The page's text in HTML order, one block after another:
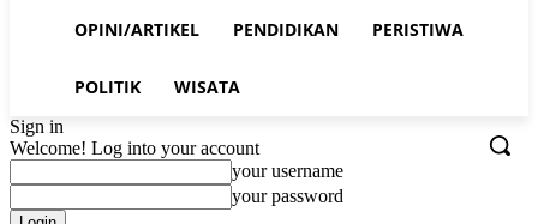
OPINI/ARTIKEL PENDIDIKAN PERISTIWA
POLITIK WISATA
Sign in
Welcome! Log into your account
your username
your password